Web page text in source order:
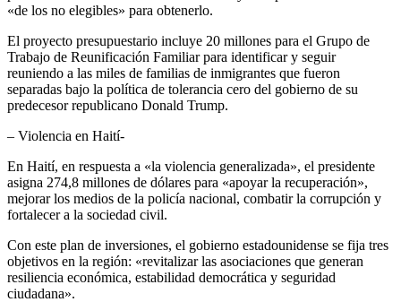
«de los no elegibles» para obtenerlo.
El proyecto presupuestario incluye 20 millones para el Grupo de
Trabajo de Reunificación Familiar para identificar y seguir
reuniendo a las miles de familias de inmigrantes que fueron
separadas bajo la política de tolerancia cero del gobierno de su
predecesor republicano Donald Trump.
– Violencia en Haití-
En Haití, en respuesta a «la violencia generalizada», el presidente
asigna 274,8 millones de dólares para «apoyar la recuperación»,
mejorar los medios de la policía nacional, combatir la corrupción y
fortalecer a la sociedad civil.
Con este plan de inversiones, el gobierno estadounidense se fija tres
objetivos en la región: «revitalizar las asociaciones que generan
resiliencia económica, estabilidad democrática y seguridad
ciudadana».